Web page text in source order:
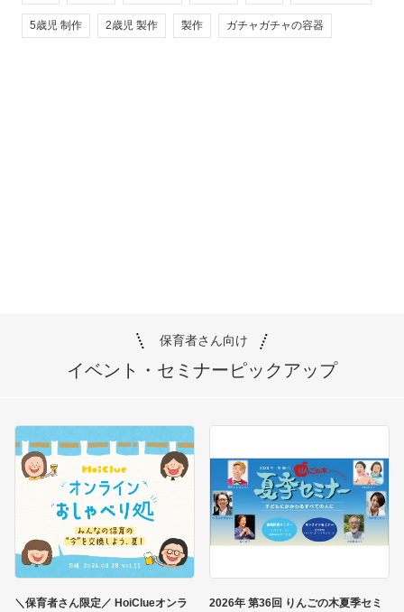
5歳児 制作 2歳児 製作 製作 ガチャガチャの容器
保育者さん向け
イベント・セミナーピックアップ
＼保育者さん限定／ HoiClueオンラ
2026年 第36回 りんごの木夏季セミ